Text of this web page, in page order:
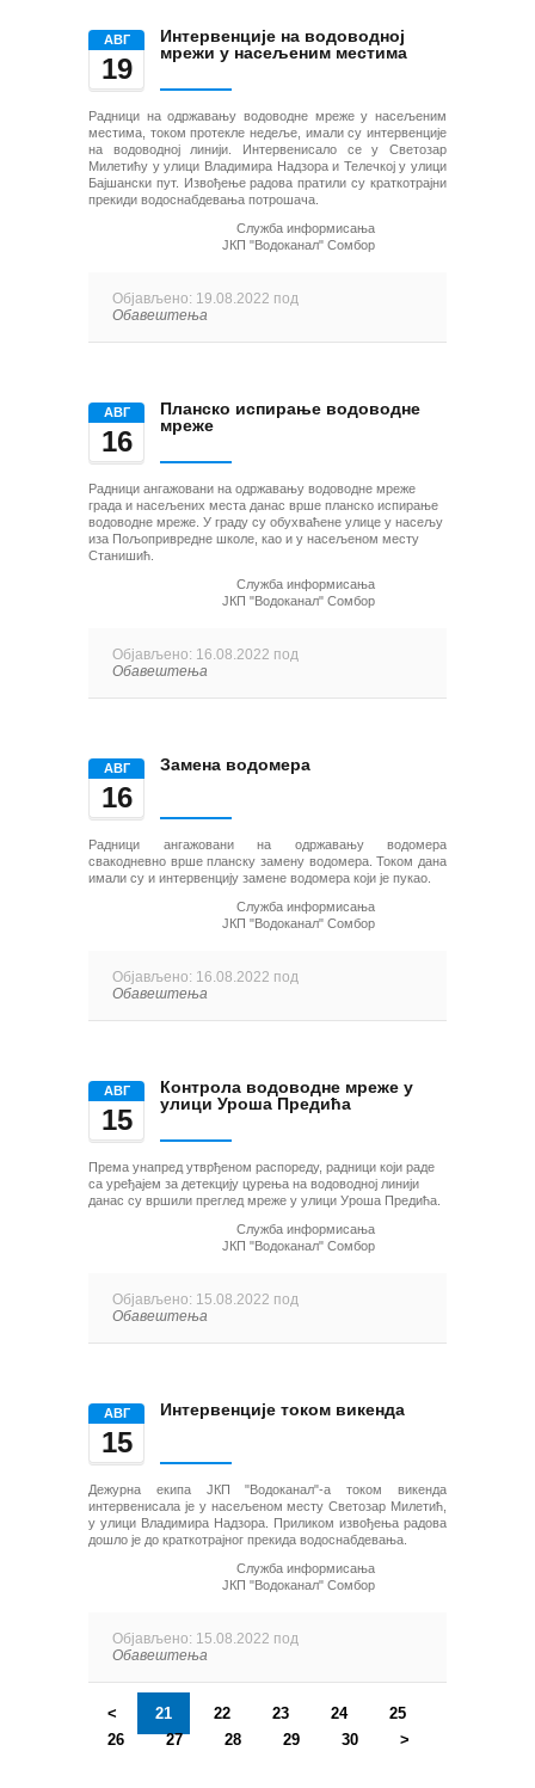
AВГ
19
Интервенције на водоводној
мрежи у насељеним местима
Радници на одржавању водоводне мреже у насељеним
местима, током протекле недеље, имали су интервенције
на водоводној линији. Интервенисало се у Светозар
Милетићу у улици Владимира Надзора и Телечкој у улици
Бајшански пут. Извођење радова пратили су краткотрајни
прекиди водоснабдевања потрошача.
Служба информисања
ЈКП "Водоканал" Сомбор
Објављено: 19.08.2022 под
Обавештења
AВГ
16
Планско испирање водоводне
мреже
Радници ангажовани на одржавању водоводне мреже
града и насељених места данас врше планско испирање
водоводне мреже. У граду су обухваћене улице у насељу
иза Пољопривредне школе, као и у насељеном месту
Станишић.
Служба информисања
ЈКП "Водоканал" Сомбор
Објављено: 16.08.2022 под
Обавештења
AВГ
16
Замена водомера
Радници ангажовани на одржавању водомера
свакодневно врше планску замену водомера. Током дана
имали су и интервенцију замене водомера који је пукао.
Служба информисања
ЈКП "Водоканал" Сомбор
Објављено: 16.08.2022 под
Обавештења
AВГ
15
Контрола водоводне мреже у
улици Уроша Предића
Према унапред утврђеном распореду, радници који раде
са уређајем за детекцију цурења на водоводној линији
данас су вршили преглед мреже у улици Уроша Предића.
Служба информисања
ЈКП "Водоканал" Сомбор
Објављено: 15.08.2022 под
Обавештења
AВГ
15
Интервенције током викенда
Дежурна екипа ЈКП "Водоканал"-а током викенда
интервенисала је у насељеном месту Светозар Милетић,
у улици Владимира Надзора. Приликом извођења радова
дошло је до краткотрајног прекида водоснабдевања.
Служба информисања
ЈКП "Водоканал" Сомбор
Објављено: 15.08.2022 под
Обавештења
< 21 22 23 24
25
26
27 28 29 30 >